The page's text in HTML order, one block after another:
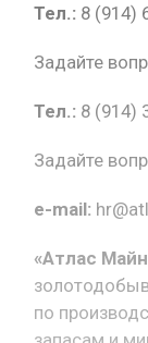
Тел.: 8 (914)
Задайте
Тел.: 8 (914)
Задайте
e-mail:
«Атлас
по